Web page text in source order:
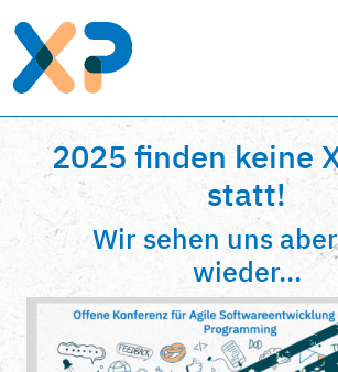
2025 finden keine
statt!
Wir sehen uns
wieder...